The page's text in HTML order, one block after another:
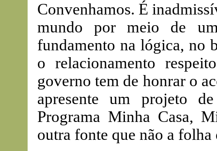
Convenhamos. É
mundo por meio de
fundamento na lógica, no
o relacionamento
governo tem de honrar o
apresente um projeto
Programa Minha Casa,
outra fonte que não a folha